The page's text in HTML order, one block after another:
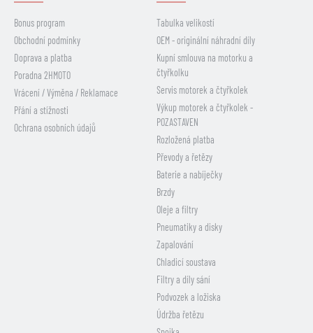
Bonus program
Obchodní podmínky
Doprava a platba
Poradna 2HMOTO
Vrácení / Výměna / Reklamace
Přání a stížnosti
Ochrana osobních údajů
Tabulka velikostí
OEM - originální náhradní díly
Kupní smlouva na motorku a
čtyřkolku
Servis motorek a čtyřkolek
Výkup motorek a čtyřkolek -
POZASTAVEN
Rozložená platba
Převody a řetězy
Baterie a nabíječky
Brzdy
Oleje a filtry
Pneumatiky a disky
Zapalování
Chladicí soustava
Filtry a díly sání
Podvozek a ložiska
Údržba řetězu